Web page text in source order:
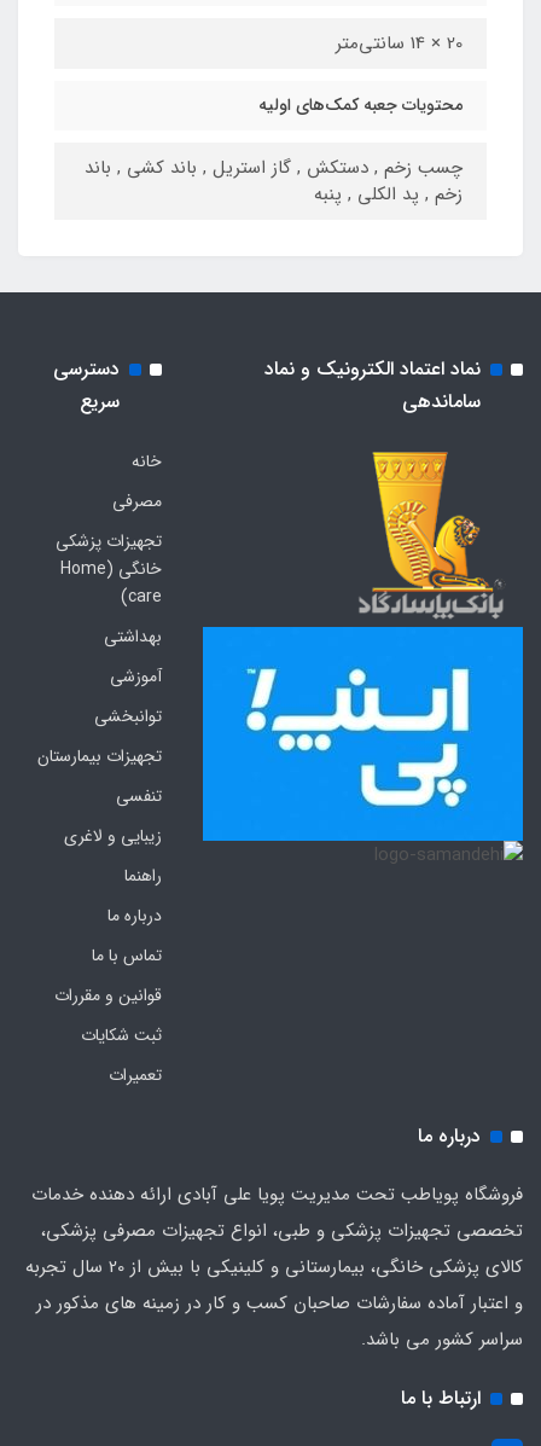
20 × 14 سانتی‌متر
محتویات جعبه کمک‌های اولیه
چسب زخم , دستکش , گاز استریل , باند کشی , باند
زخم , پد الکلی , پنبه
نماد اعتماد الکترونیک و نماد
ساماندهی
دسترسی
سریع
خانه
مصرفی
تجهیزات پزشکی
خانگی (Home
care)
بهداشتی
آموزشی
توانبخشی
تجهیزات بیمارستان
تنفسی
زیبایی و لاغری
راهنما
درباره ما
تماس با ما
قوانین و مقررات
ثبت شکایات
تعمیرات
درباره ما
فروشگاه پویاطب تحت مدیریت پویا علی آبادی ارائه دهنده خدمات
تخصصی تجهیزات پزشکی و طبی، انواع تجهیزات مصرفی پزشکی،
کالای پزشکی خانگی، بیمارستانی و کلینیکی با بیش از 20 سال تجربه
و اعتبار آماده سفارشات صاحبان کسب و کار در زمینه های مذکور در
سراسر کشور می باشد.
ارتباط با ما